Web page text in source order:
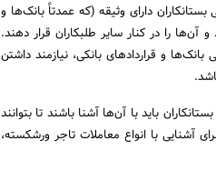
دارای وثیقه (که عمدتاً بانک‌ها و
را در کنار سایر طلبکاران قرار دهند.
و قراردادهای بانکی، نیازمند داشتن
باید با آن‌ها آشنا باشند تا بتوانند
آشنایی با انواع معاملات تاجر ورشکسته،